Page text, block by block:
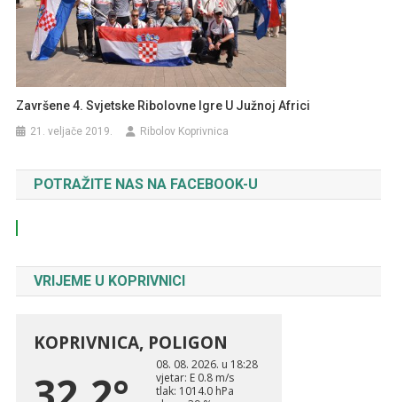
Završene 4. Svjetske Ribolovne Igre U Južnoj Africi
21. veljače 2019. Ribolov Koprivnica
POTRAŽITE NAS NA FACEBOOK-U
VRIJEME U KOPRIVNICI